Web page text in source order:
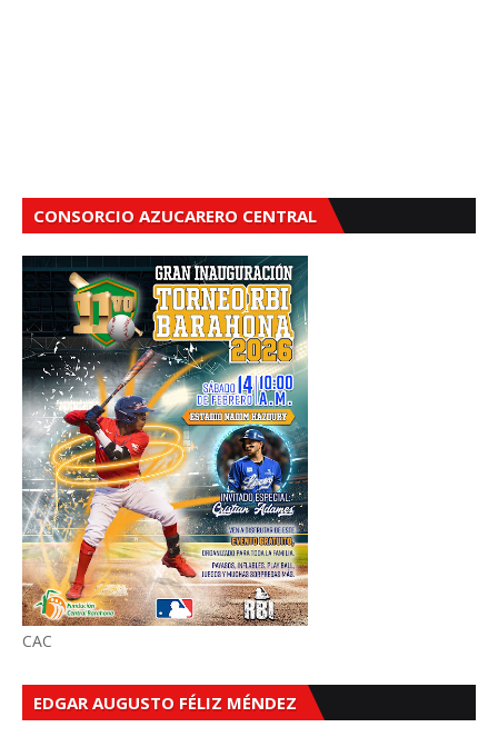
CONSORCIO AZUCARERO CENTRAL
CAC
EDGAR AUGUSTO FÉLIZ MÉNDEZ